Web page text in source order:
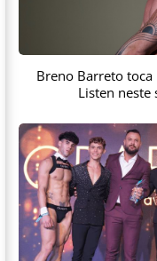
Breno Barreto toca
Listen neste